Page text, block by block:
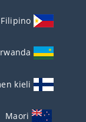
Filipino
kieli
Maori